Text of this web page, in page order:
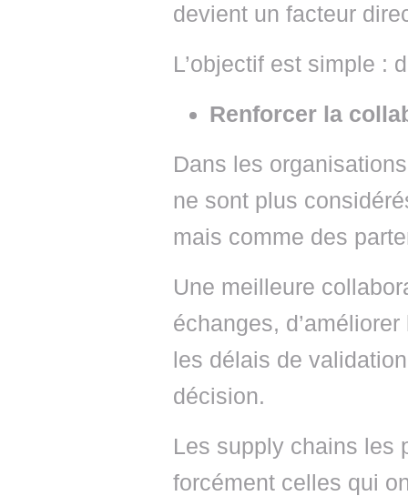
devient un facteur
L’objectif est simple :
Renforcer la
Dans les
ne sont plus
mais comme des
Une meilleure
échanges,
les délais de
décision.
Les supply chains les
forcément celles qui